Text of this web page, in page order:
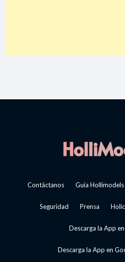
Contáctanos Guía Hollimodels
Seguridad Prensa
Descarga la App
Descarga la App en